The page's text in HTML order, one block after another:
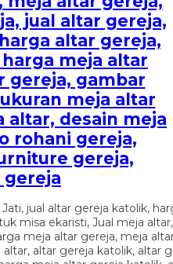
jual altar gereja,
altar gereja,
meja altar
gereja, gambar
meja altar
altar, desain meja
rohani gereja,
gereja,